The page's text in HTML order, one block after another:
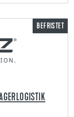
BEFRISTET